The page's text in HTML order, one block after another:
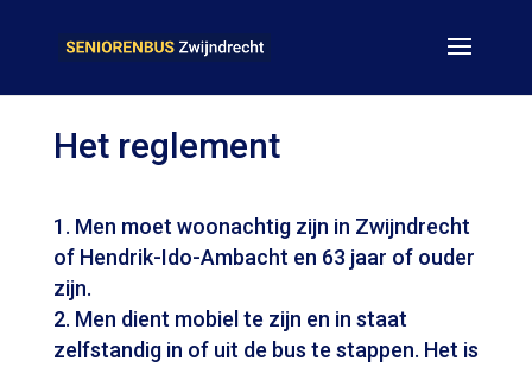
Het reglement
Men moet woonachtig zijn in Zwijndrecht
of Hendrik-Ido-Ambacht en 63 jaar of ouder
zijn.
Men dient mobiel te zijn en in staat
zelfstandig in of uit de bus te stappen. Het is